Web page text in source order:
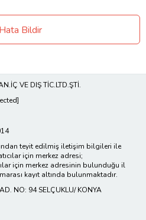
Hata Bildir
VE DIŞ TİC.LTD.ŞTİ.
teyit edilmiş iletişim bilgileri ile
için merkez adresi;
için merkez adresinin bulunduğu il
kayıt altında bulunmaktadır.
NO: 94 SELÇUKLU/ KONYA